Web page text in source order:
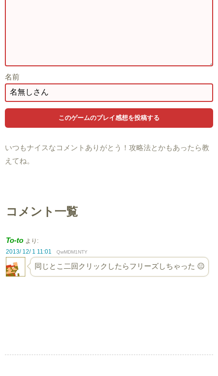
名前
いつもナイスなコメントありがとう！攻略法とかもあったら教
えてね。
コメント一覧
To-to より:
2013/ 12/ 1 11:01
QwMDM1NTY
同じとこ二回クリックしたらフリーズしちゃった 😐